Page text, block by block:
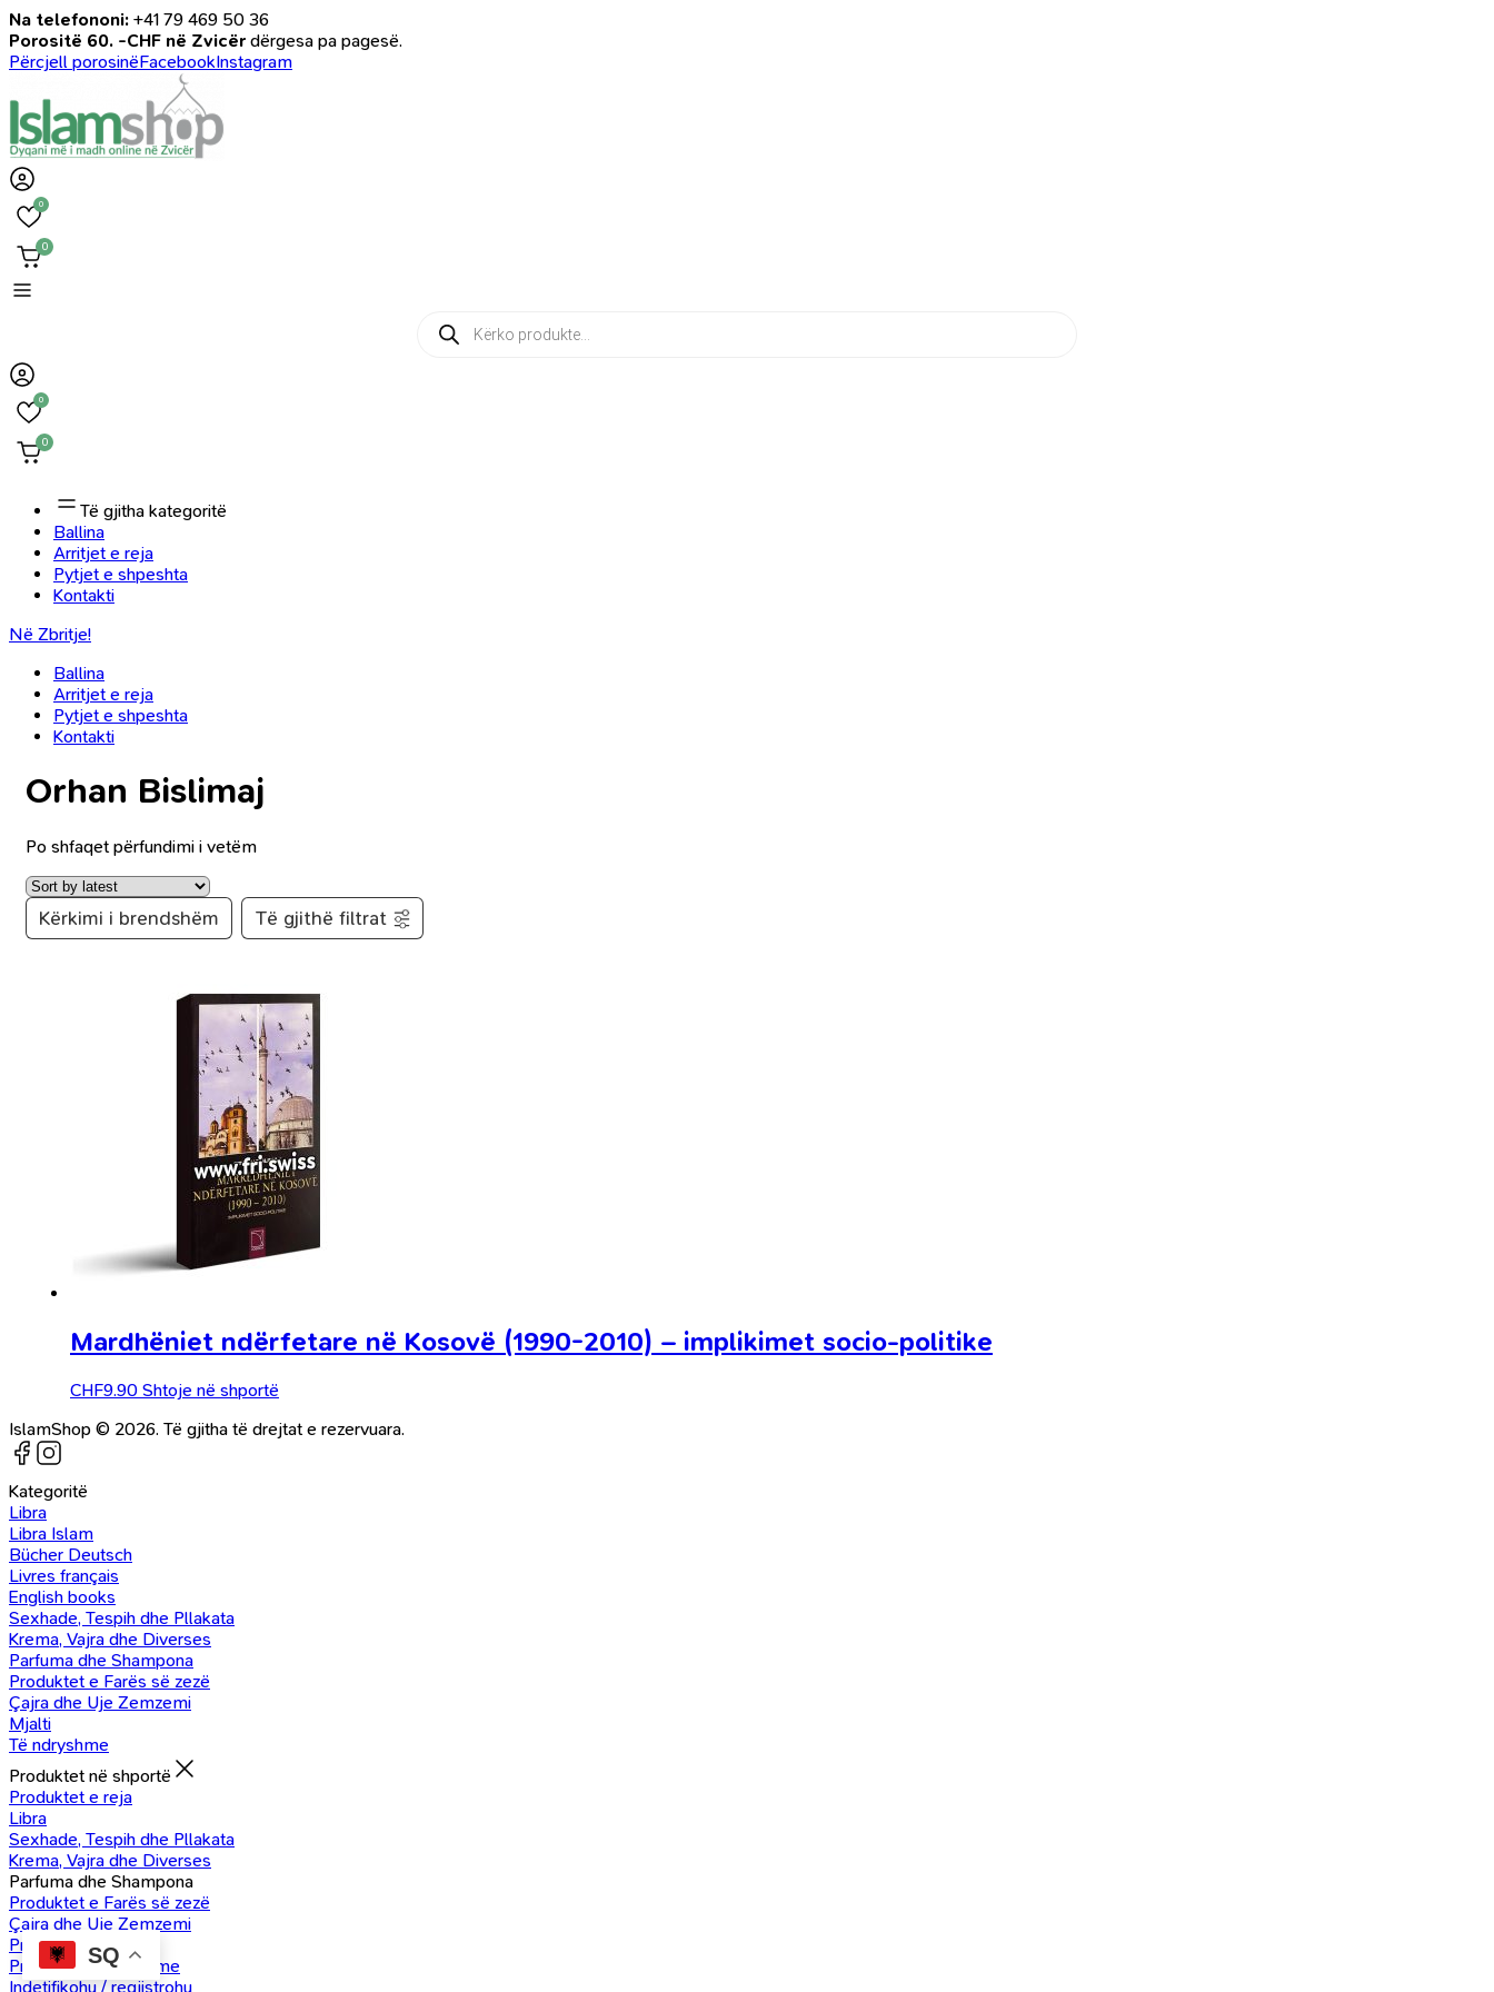
Na telefononi: +41 79 469 50 36
Porositë 60. -CHF në Zvicër dërgesa pa pagesë.
Përcjell porosinëFacebookInstagram
0
0
Products
search
0
0
Të gjitha kategoritë
Ballina
Arritjet e reja
Pytjet e shpeshta
Kontakti
Në Zbritje!
Ballina
Arritjet e reja
Pytjet e shpeshta
Kontakti
Orhan Bislimaj
Po shfaqet përfundimi i vetëm
Kërkimi i brendshëm Të gjithë filtrat
Mardhëniet ndërfetare në Kosovë (1990-2010) – implikimet socio-politike
CHF9.90 Shtoje në shportë
IslamShop © 2026. Të gjitha të drejtat e rezervuara.
SQ
Kategoritë
Libra
Libra Islam
Bücher Deutsch
Livres français
English books
Sexhade, Tespih dhe Pllakata
Krema, Vajra dhe Diverses
Parfuma dhe Shampona
Produktet e Farës së zezë
Çajra dhe Uje Zemzemi
Mjalti
Të ndryshme
Produktet në shportë
Produktet e reja
Libra
Sexhade, Tespih dhe Pllakata
Krema, Vajra dhe Diverses
Parfuma dhe Shampona
Produktet e Farës së zezë
Çajra dhe Uje Zemzemi
Produkte Mjalti
Produkte të ndryshme
Indetifikohu / regjistrohu